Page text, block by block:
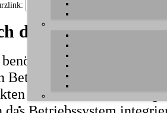
den Windows
M4U eX
Betrieb unter Windows 7,
handelt es sich um